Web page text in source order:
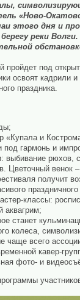
«Ново-
этого дня и
реки
пройдет под
освоят кадрили
праздника.
«Купала и
под гармонь и
выбивание рюхов,
Цветочный венок
получит
классы:
аквагрим;
станет
колеса,
чаще всего
кавер-
фото- и